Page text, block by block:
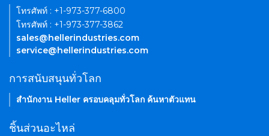
โทรศัพท์ : +1-973-377-6800
โทรศัพท์ : +1-973-377-3862
sales@hellerindustries.com
service@hellerindustries.com
การสนับสนุนทั่วโลก
สำนักงาน Heller ครอบคลุมทั่วโลก ค้นหาตัวแทน
ชิ้นส่วนอะไหล่